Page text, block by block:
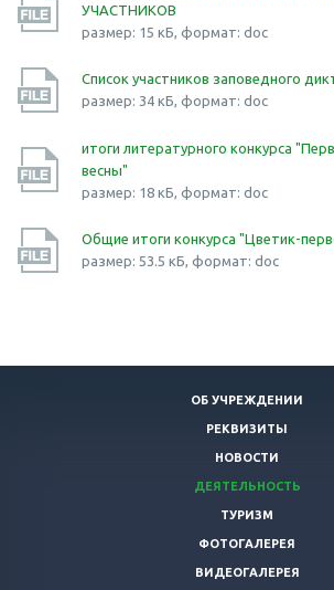
УЧАСТНИКОВ
размер: 15 кБ, формат: doc
Список участников заповедного
размер: 34 кБ, формат: doc
итоги литературного конкурса
весны"
размер: 18 кБ, формат: doc
Общие итоги конкурса "Цветик-
размер: 53.5 кБ, формат: doc
ОБ УЧРЕЖДЕНИИ
РЕКВИЗИТЫ
НОВОСТИ
ДЕЯТЕЛЬНОСТЬ
ТУРИЗМ
ФОТОГАЛЕРЕЯ
ВИДЕОГАЛЕРЕЯ